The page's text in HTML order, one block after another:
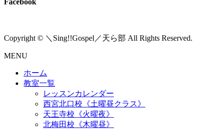
Copyright © ＼Sing!!Gospel／天ら部 All Rights Reserved.
MENU
ホーム
教室一覧
レッスンカレンダー
西宮北口校《土曜昼クラス》
天王寺校《火曜夜》
北梅田校《木曜昼》